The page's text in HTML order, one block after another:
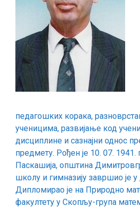
педагошких корака,
ученицима, развијање код
дисциплине и сазнајни однос
предмету. Рођен је 10. 07. 1941.
Паскашија, општина
школу и гимназију завршио је
Дипломирао је на Природно
факултету у Скопљу-група